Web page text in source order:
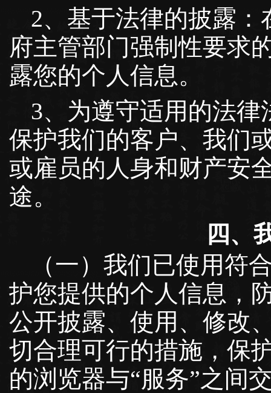
2、基于法律的披露
府主管部门强制性要求
露您的个人信息。
3、为遵守适用的法
保护我们的客户、我们
或雇员的人身和财产安
途。
四、
（一）我们已使用符
护您提供的个人信息，
公开披露、使用、修改
切合理可行的措施，保
的浏览器与“服务”之间